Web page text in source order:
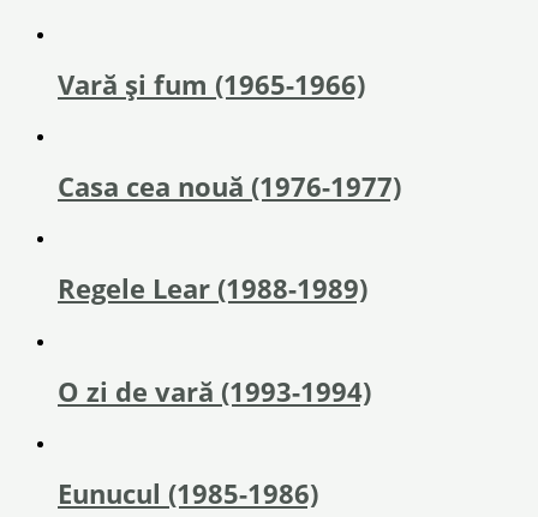
Vară și fum (1965-1966)
Casa cea nouă (1976-1977)
Regele Lear (1988-1989)
O zi de vară (1993-1994)
Eunucul (1985-1986)